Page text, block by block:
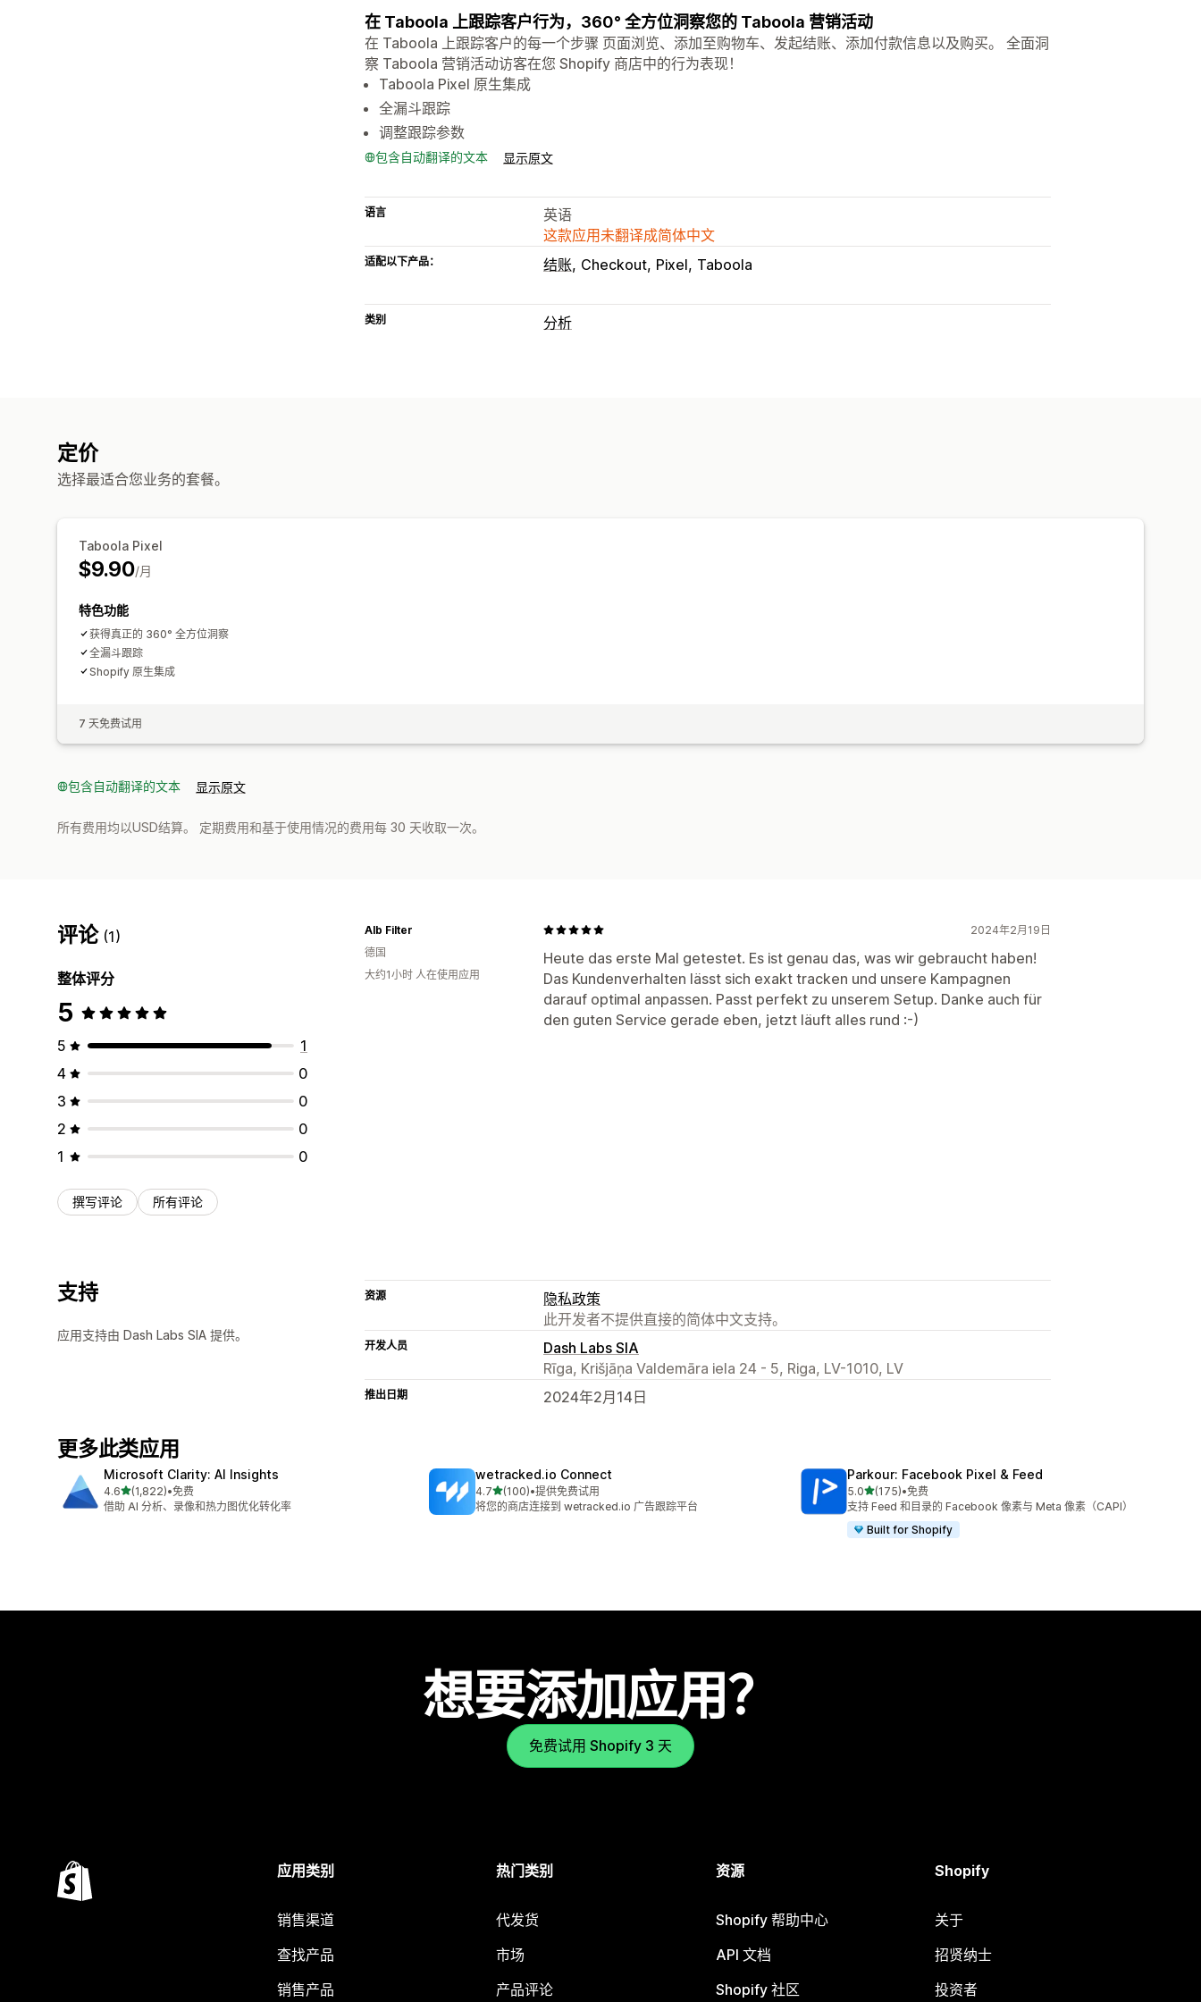
在 Taboola 上跟踪客户行为，360° 全方位洞察您的 Taboola 营销活动
在 Taboola 上跟踪客户的每一个步骤 页面浏览、添加至购物车、发起结账、添加付款信息以及购买。 全面洞
察 Taboola 营销活动访客在您 Shopify 商店中的行为表现！
Taboola Pixel 原生集成
全漏斗跟踪
调整跟踪参数
包含自动翻译的文本 显示原文
语言
英语
这款应用未翻译成简体中文
适配以下产品： 结账 Checkout Pixel Taboola
类别 分析
定价
选择最适合您业务的套餐。
Taboola Pixel
$9.90/月
特色功能
获得真正的 360° 全方位洞察
全漏斗跟踪
Shopify 原生集成
7 天免费试用
包含自动翻译的文本 显示原文
所有费用均以USD结算。 定期费用和基于使用情况的费用每 30 天收取一次。
评论 (1)
整体评分
5
5
1
4
0
3
0
2
0
1
0
撰写评论 所有评论
2024年2月19日
Heute das erste Mal getestet. Es ist genau das, was wir gebraucht haben!
Das Kundenverhalten lässt sich exakt tracken und unsere Kampagnen
darauf optimal anpassen. Passt perfekt zu unserem Setup. Danke auch für
den guten Service gerade eben, jetzt läuft alles rund :-)
Alb Filter
德国
大约1小时 人在使用应用
支持
应用支持由 Dash Labs SIA 提供。
资源
隐私政策
此开发者不提供直接的简体中文支持。
开发人员
Dash Labs SIA
Rīga, Krišjāņa Valdemāra iela 24 - 5, Riga, LV-1010, LV
推出日期 2024年2月14日
更多此类应用
Microsoft Clarity: AI Insights
4.6星（满分 5 星）
(1,822)
总共 1822 条评论
•免费
借助 AI 分析、录像和热力图优化转化率
wetracked.io Connect
4.7星（满分 5 星）
(100)
总共 100 条评论
•提供免费试用
将您的商店连接到 wetracked.io 广告跟踪平台
Parkour: Facebook Pixel & Feed
5.0星（满分 5 星）
(175)
总共 175 条评论
•免费
支持 Feed 和目录的 Facebook 像素与 Meta 像素（CAPI）
Built for Shopify
想要添加应用？
免费试用 Shopify 3 天
应用类别
销售渠道
查找产品
销售产品
热门类别
代发货
市场
产品评论
资源
Shopify 帮助中心
API 文档
Shopify 社区
Shopify
关于
招贤纳士
投资者